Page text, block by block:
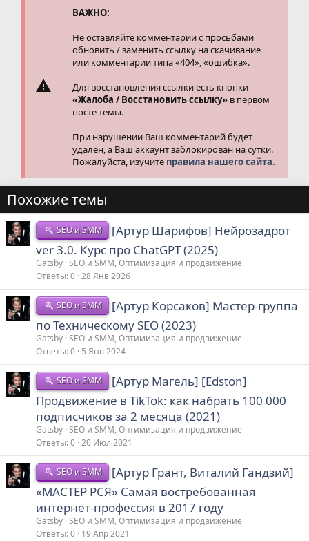
ВАЖНО:
Не оставляйте комментарии с просьбами
обновить / заменить ссылку на скачивание
или комментарии типа «404», «ошибка».
Для восстановления ссылки есть кнопки
«Жалоба / Восстановить ссылку» в первом
посте темы.
При нарушении Ваш комментарий будет
удален, а Ваш аккаунт заблокирован на сутки.
Пожалуйста, изучите правила нашего сайта.
Похожие темы
SEO и SMM
[Артур Шарифов] Нейрозадрот
ver 3.0. Курс про ChatGPT (2025)
Gatsby SEO и SMM, Оптимизация и продвижение
Ответы 0 28 Янв 2026
SEO и SMM
[Артур Корсаков] Мастер-группа
по Техническому SEO (2023)
Gatsby SEO и SMM, Оптимизация и продвижение
Ответы 0 5 Янв 2024
SEO и SMM
[Артур Магель] [Edston]
Продвижение в TikTok: как набрать 100 000
подписчиков за 2 месяца (2021)
Gatsby SEO и SMM, Оптимизация и продвижение
Ответы 0 20 Июл 2021
SEO и SMM
[Артур Грант, Виталий Гандзий]
«МАСТЕР РСЯ» Самая востребованная
интернет-профессия в 2017 году
Gatsby SEO и SMM, Оптимизация и продвижение
Ответы 0 19 Апр 2021